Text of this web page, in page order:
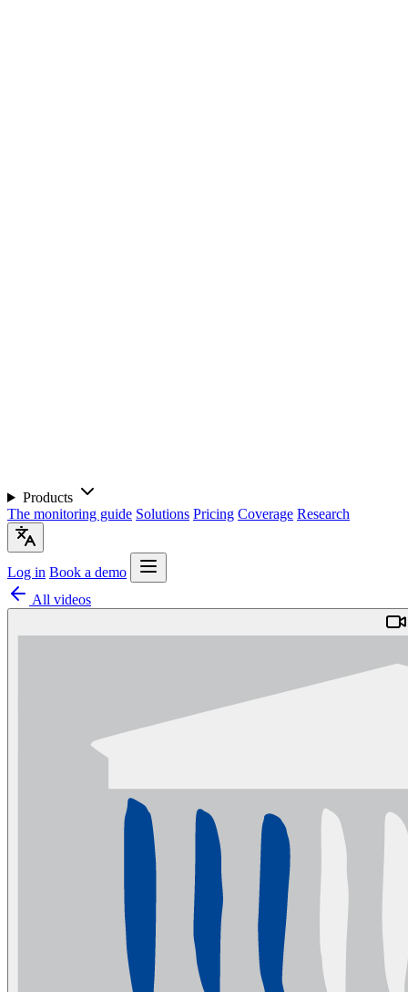
Products
The monitoring guide Solutions Pricing Coverage Research
Log in Book a demo
All videos